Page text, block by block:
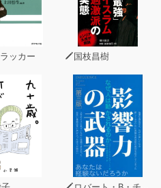
うから・・・」
孫子を敬遠してしまっていま
、理解・実践するのはかなり
孫子」を求める声が多く寄せ
果たしたのが、本作です。
ッカー 国枝昌樹